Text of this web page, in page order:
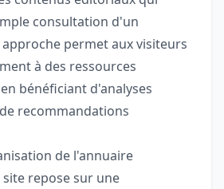
consultation d'un
permet aux visiteurs
à des ressources
bénéficiant d'analyses
recommandations
de l'annuaire
repose sur une